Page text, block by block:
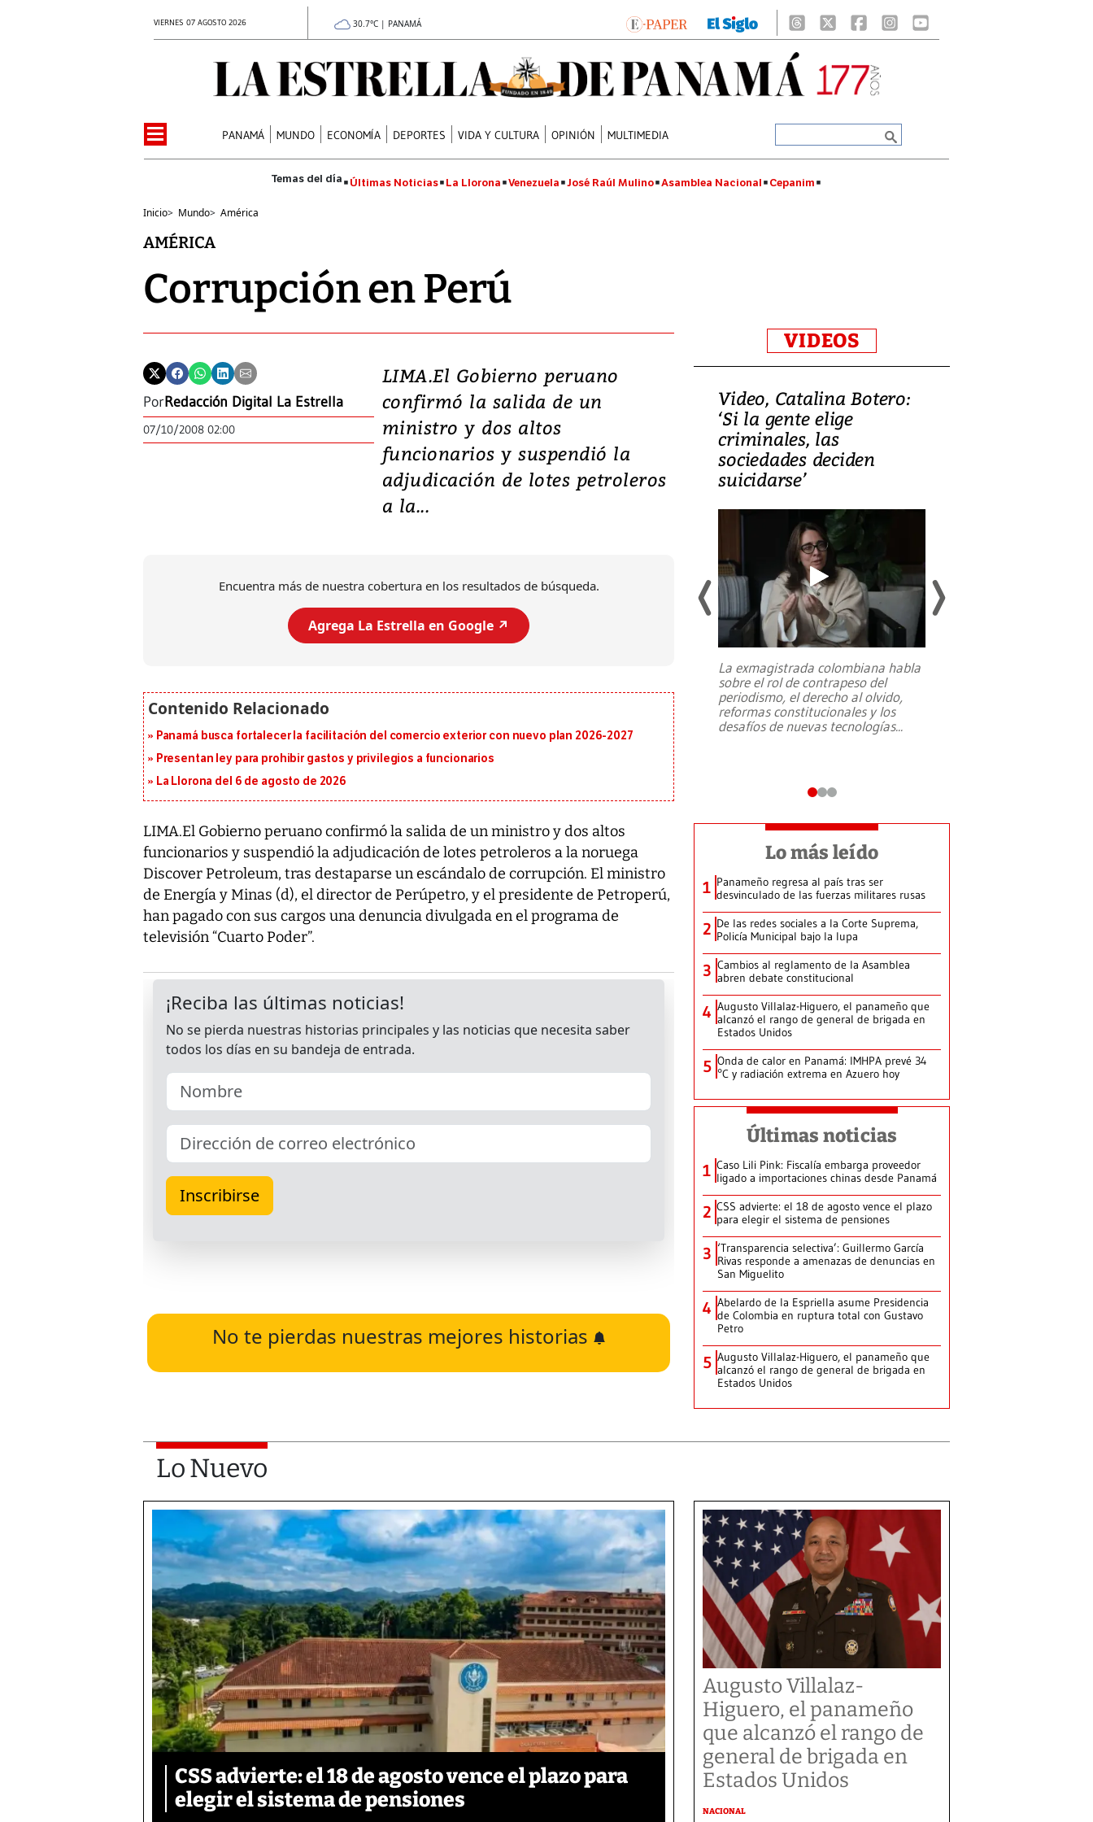
VIERNES 07 AGOSTO 2026 30.7°C | PANAMÁ
PANAMÁ MUNDO ECONOMÍA DEPORTES VIDA Y CULTURA OPINIÓN MULTIMEDIA
Últimas Noticias La Llorona Venezuela José Raúl Mulino Asamblea Nacional Cepanim
Inicio> Mundo> América
AMÉRICA
Corrupción en Perú
PorRedacción Digital La Estrella
07/10/2008 02:00
LIMA.El Gobierno peruano
confirmó la salida de un
ministro y dos altos
funcionarios y suspendió la
adjudicación de lotes petroleros
a la...
Encuentra más de nuestra cobertura en los resultados de búsqueda.
Agrega La Estrella en Google ↗️
Panamá busca fortalecer la facilitación del comercio exterior con nuevo plan 2026-2027
Presentan ley para prohibir gastos y privilegios a funcionarios
La Llorona del 6 de agosto de 2026
LIMA.El Gobierno peruano confirmó la salida de un ministro y dos altos
funcionarios y suspendió la adjudicación de lotes petroleros a la noruega
Discover Petroleum, tras destaparse un escándalo de corrupción. El ministro
de Energía y Minas (d), el director de Perúpetro, y el presidente de Petroperú,
han pagado con sus cargos una denuncia divulgada en el programa de
televisión “Cuarto Poder”.
No te pierdas nuestras mejores historias
VIDEOS
Video, Japón: Terremoto
deja heridos y graves
daños en Kumamoto
Un fuerte terremoto de magnitud
7,1 se registró este martes 28 de
Video, Catalina Botero:
‘Si la gente elige
criminales, las
sociedades deciden
suicidarse’
La exmagistrada colombiana habla
sobre el rol de contrapeso del
periodismo, el derecho al olvido,
reformas constitucionales y los
desafíos de nuevas tecnologías...
Lo más leído
1 Panameño regresa al país tras ser
desvinculado de las fuerzas militares rusas
2 De las redes sociales a la Corte Suprema,
Policía Municipal bajo la lupa
3 Cambios al reglamento de la Asamblea
abren debate constitucional
4 Augusto Villalaz-Higuero, el panameño que
alcanzó el rango de general de brigada en
Estados Unidos
5 Onda de calor en Panamá: IMHPA prevé 34
°C y radiación extrema en Azuero hoy
Últimas noticias
1 Caso Lili Pink: Fiscalía embarga proveedor
ligado a importaciones chinas desde Panamá
2 CSS advierte: el 18 de agosto vence el plazo
para elegir el sistema de pensiones
3 ‘Transparencia selectiva’: Guillermo García
Rivas responde a amenazas de denuncias en
San Miguelito
4 Abelardo de la Espriella asume Presidencia
de Colombia en ruptura total con Gustavo
Petro
5 Augusto Villalaz-Higuero, el panameño que
alcanzó el rango de general de brigada en
Estados Unidos
Lo Nuevo
CSS advierte: el 18 de agosto vence el plazo para
elegir el sistema de pensiones
Augusto Villalaz-
Higuero, el panameño
que alcanzó el rango de
general de brigada en
Estados Unidos
NACIONAL